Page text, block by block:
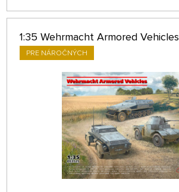
1:35 Wehrmacht Armored Vehicles
PRE NÁROČNÝCH